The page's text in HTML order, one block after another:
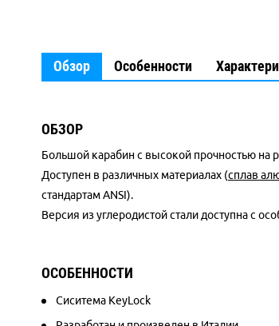
Обзор Особенности
ОБЗОР
Большой карабин с высокой прочностью на
Доступен в различных материалах (сплав
стандартам ANSI).
Версия из углеродистой стали доступна с
ОСОБЕННОСТИ
Сиситема KeyLock